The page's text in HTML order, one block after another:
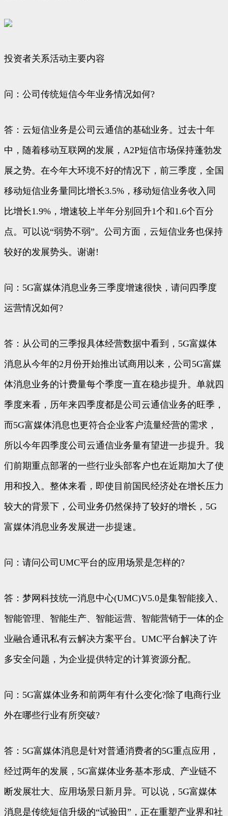
投资者关系活动主要内容
问：公司传统短信今年业务情况如何?
答：云短信业务是公司云通信的基础业务。过去十年
中，随着移动互联网的发展，A2P短信市场保持蓬勃发
展之势。在今年大环境不好的情况下，前三季度，全国
移动短信业务量同比增长3.5%，移动短信业务收入同
比增长1.9%，增速较上半年分别回升1个和1.6个百分
点。可以说“弱势不弱”。公司方面，云短信业务也保持
较好的发展势头。谢谢!
问：5G富媒体消息业务三季度增速很快，请问四季度
运营情况如何?
答：从公司的三季报具体经营数据中看到，5G富媒体
消息从今年的2月份开始推出试商用以来，公司5G富媒
体消息业务的计费量每个季度一直在稳步提升。单就四
季度来看，历年来四季度都是公司云通信业务的旺季，
而5G富媒体消息也更符合企业客户流量经营的需求，
所以今年四季度公司云通信业务量有望进一步提升。我
们前期重点部署的一些行业头部客户也在近期加大了使
用和投入。整体来看，即使目前国民经济处在增长压力
较大的背景下，公司业务仍然保持了较好的增长，5G
富媒体消息业务发展进一步提速。
问：请问公司UMC平台的应用场景是怎样的?
答：梦网科技统一消息中心(UMC)V5.0是集智能接入、
智能管理、智能生产、智能运营、智能营销于一体的企
业融合通讯私有云解决方案平台。UMC平台解决了许
多安全问题，为企业提供特定的计算资源分配。
问：5G富媒体业务和前两年有什么变化?除了电商行业
外在哪些行业有所突破?
答：5G富媒体消息是针对普通消费者的5G重点应用，
经过两年的发展，5G富媒体业务基本形成、产业链不
断发展壮大、应用场景日新月异。可以说，5G富媒体
消息是传统短信升级的“试验田”，正在重塑产业界和社